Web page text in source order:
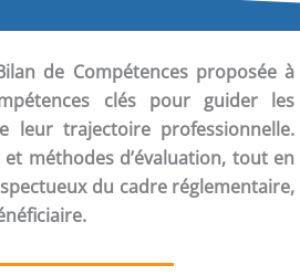
de Compétencesproposée à
clés pour guider les
leur trajectoire professionnelle.
méthodes d’évaluation, tout en
du cadre réglementaire,